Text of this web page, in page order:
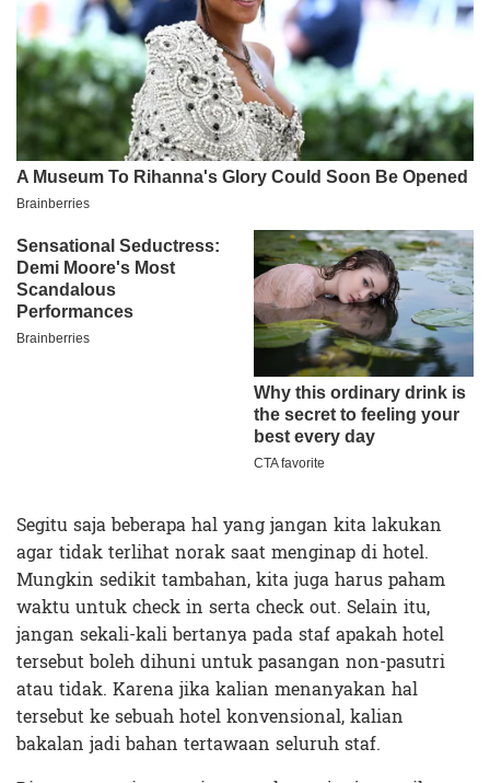
Segitu saja beberapa hal yang jangan kita lakukan
agar tidak terlihat norak saat menginap di hotel.
Mungkin sedikit tambahan, kita juga harus paham
waktu untuk check in serta check out. Selain itu,
jangan sekali-kali bertanya pada staf apakah hotel
tersebut boleh dihuni untuk pasangan non-pasutri
atau tidak. Karena jika kalian menanyakan hal
tersebut ke sebuah hotel konvensional, kalian
bakalan jadi bahan tertawaan seluruh staf.